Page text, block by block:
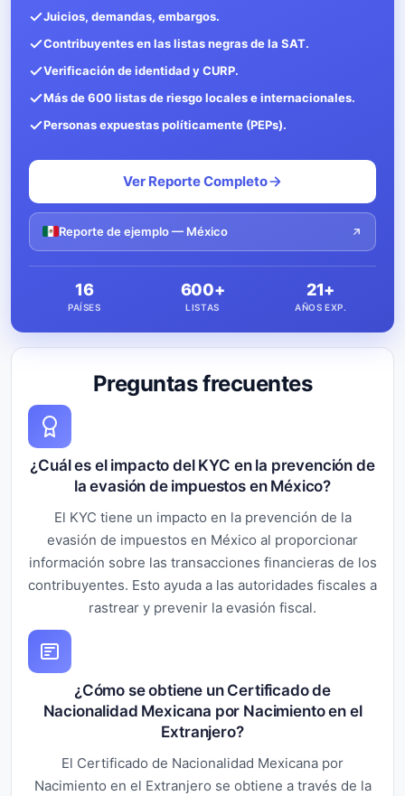
Preguntas frecuentes
¿Cuál es el impacto del KYC en la prevención de
la evasión de impuestos en México?
El KYC tiene un impacto en la prevención de la
evasión de impuestos en México al proporcionar
información sobre las transacciones financieras de los
contribuyentes. Esto ayuda a las autoridades fiscales a
rastrear y prevenir la evasión fiscal.
¿Cómo se obtiene un Certificado de
Nacionalidad Mexicana por Nacimiento en el
Extranjero?
El Certificado de Nacionalidad Mexicana por
Nacimiento en el Extranjero se obtiene a través de la
Juicios, demandas, embargos.
Contribuyentes en las listas negras de la SAT.
Verificación de identidad y CURP.
Más de 600 listas de riesgo locales e internacionales.
Personas expuestas políticamente (PEPs).
Ver Reporte Completo
Reporte de ejemplo — México
16
PAÍSES
600+
LISTAS
21+
AÑOS EXP.